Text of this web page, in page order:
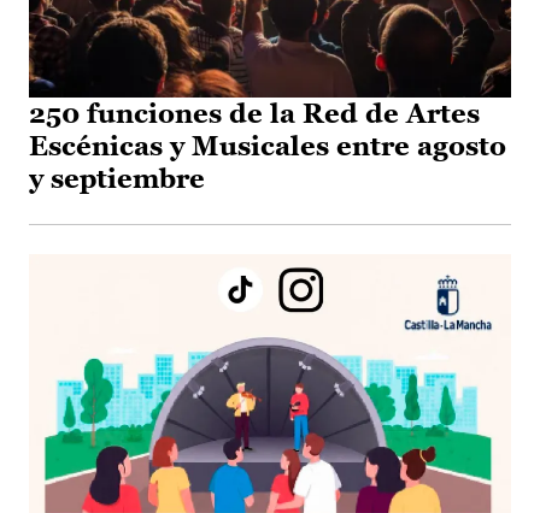
250 funciones de la Red de Artes
Escénicas y Musicales entre agosto
y septiembre